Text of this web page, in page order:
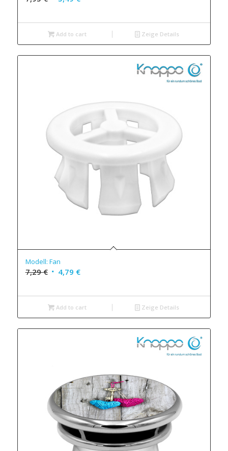
Add to cart Zeige Details
Modell: Fan
7,29€ 4,79 €
Add to cart Zeige Details